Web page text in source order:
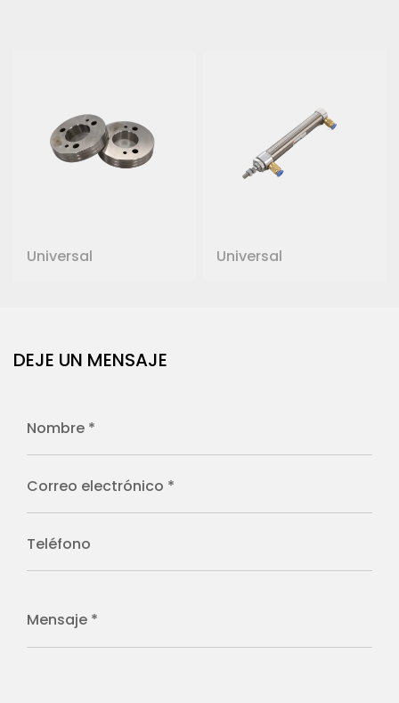
Universal Universal
DEJE UN MENSAJE
Nombre *
Correo electrónico *
Teléfono
Mensaje *